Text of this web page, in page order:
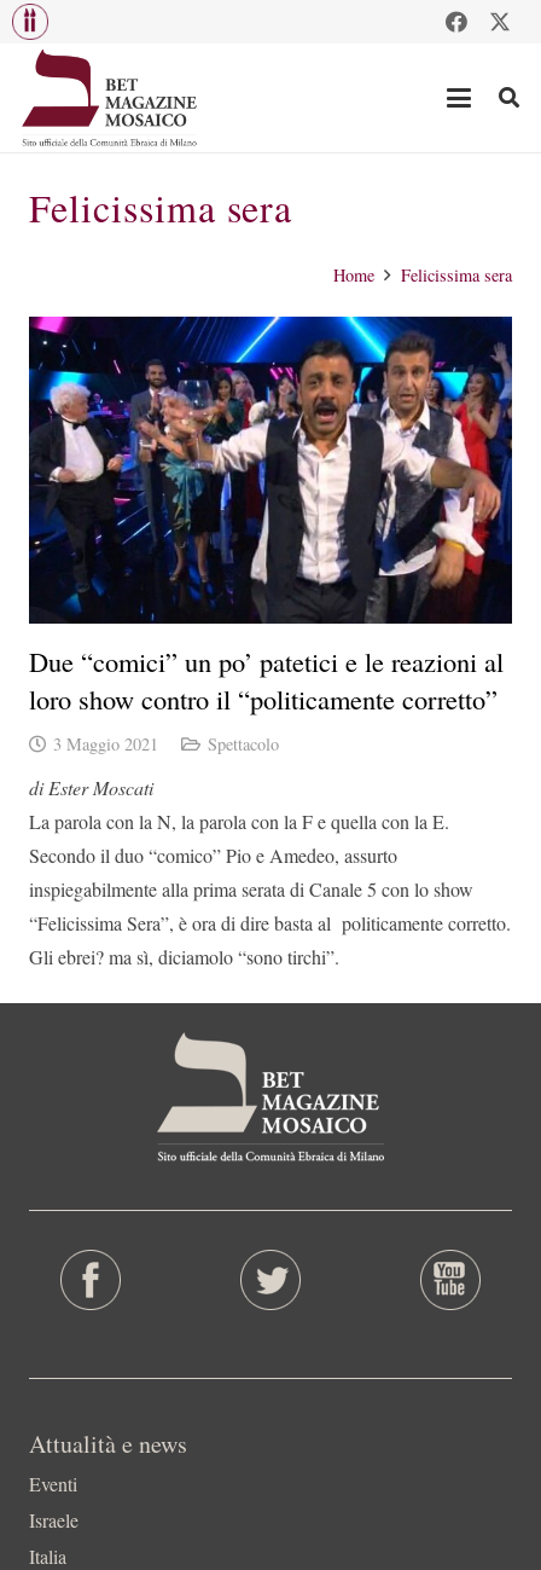
Felicissima sera
Home Felicissima sera
Due “comici” un po’ patetici e le reazioni al
loro show contro il “politicamente corretto”
3 Maggio 2021 Spettacolo
di Ester Moscati
La parola con la N, la parola con la F e quella con la E.
Secondo il duo “comico” Pio e Amedeo, assurto
inspiegabilmente alla prima serata di Canale 5 con lo show
“Felicissima Sera”, è ora di dire basta al politicamente corretto.
Gli ebrei? ma sì, diciamolo “sono tirchi”.
Attualità e news
Eventi
Israele
Italia